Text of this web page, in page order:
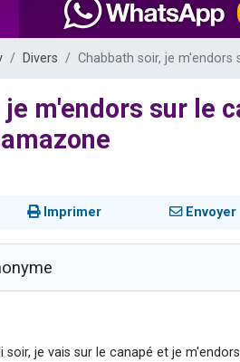
29 personnes viennent de
Divers Chabbath soir, je
m'endors sur le
Imprimer Envoyer
soir, je vais sur le canapé et je